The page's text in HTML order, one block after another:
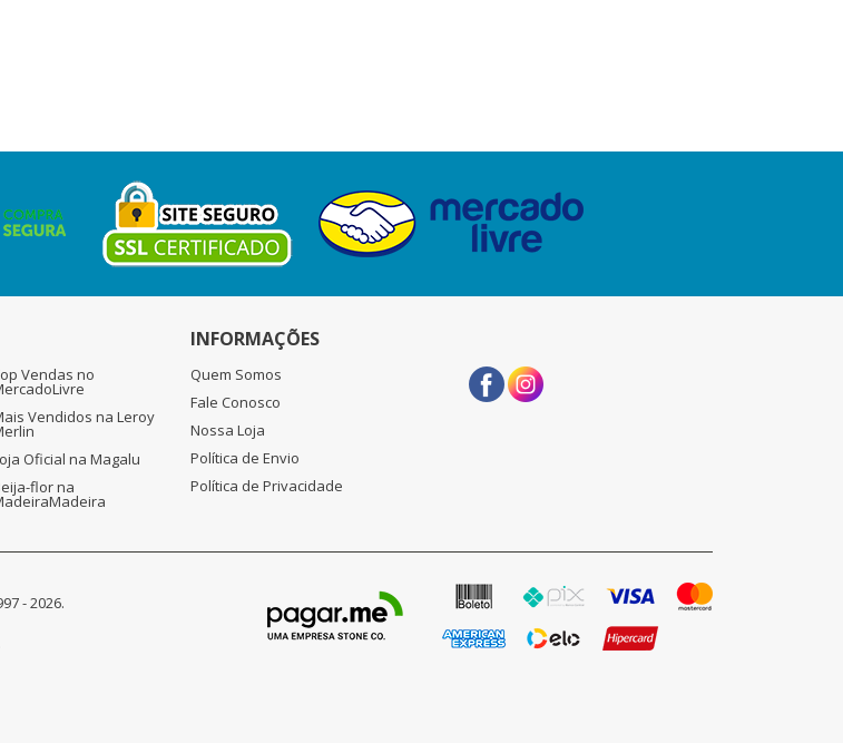
Vendas no
Vendidos na Leroy
Oficial na Magalu
flor na
INFORMAÇÕES
Quem Somos
Fale Conosco
Nossa Loja
Política de Envio
Política de Privacidade
- 2026.